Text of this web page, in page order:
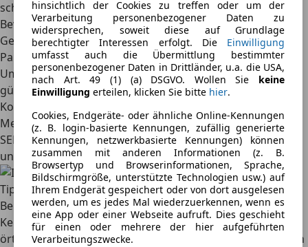
hinsichtlich der Cookies zu treffen oder um der
Verarbeitung personenbezogener Daten zu
widersprechen, soweit diese auf Grundlage
berechtigter Interessen erfolgt. Die Einwilligung
umfasst auch die Übermittlung bestimmter
personenbezogener Daten in Drittländer, u.a. die USA,
nach Art. 49 (1) (a) DSGVO. Wollen Sie keine
Einwilligung erteilen, klicken Sie bitte hier.
Cookies, Endgeräte- oder ähnliche Online-Kennungen
(z. B. login-basierte Kennungen, zufällig generierte
Kennungen, netzwerkbasierte Kennungen) können
zusammen mit anderen Informationen (z. B.
Browsertyp und Browserinformationen, Sprache,
Bildschirmgröße, unterstützte Technologien usw.) auf
Ihrem Endgerät gespeichert oder von dort ausgelesen
werden, um es jedes Mal wiederzuerkennen, wenn es
eine App oder einer Webseite aufruft. Dies geschieht
für einen oder mehrere der hier aufgeführten
Verarbeitungszwecke.
schriftliche Vollmacht: formloses Schreiben zur
Bevollmächtigung des Vertreters (inkl. Name,
Geburtsdatum, Anschrift und Unterschrift beider
Parteien). Die Vollmacht erlischt mit der erfolgreichen
Ummeldung des Fahrzeuges.
gültiger Personalausweis oder Reisepass des Vertreters
Kopie des Personalausweises oder Reisepasses (mit
Meldebescheinigung) des Fahrzeughalters
SEPA-Lastschriftmandat für die Kfz-Steuer (ausgefüllt und
unterschrieben vom Fahrzeughalter)
Tipp: In diesen Fällen darf das alte Kennzeichen bleiben
Bei einem Umzug innerhalb Deutschlands ist die
Kennzeichenmitnahme bundesweit kein Problem. Die
örtliche Zulassungsstelle berichtigt lediglich die Adresse in